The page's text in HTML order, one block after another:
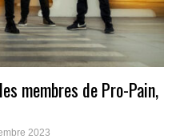
membres de Pro-Pain,
2023